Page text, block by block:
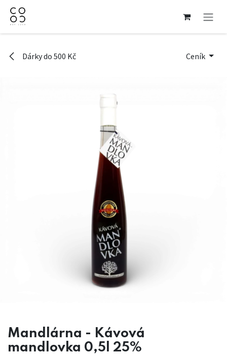
Přejít na obsah
Dárky do 500 Kč Ceník
Mandlárna - Kávová
mandlovka 0,5l 25%